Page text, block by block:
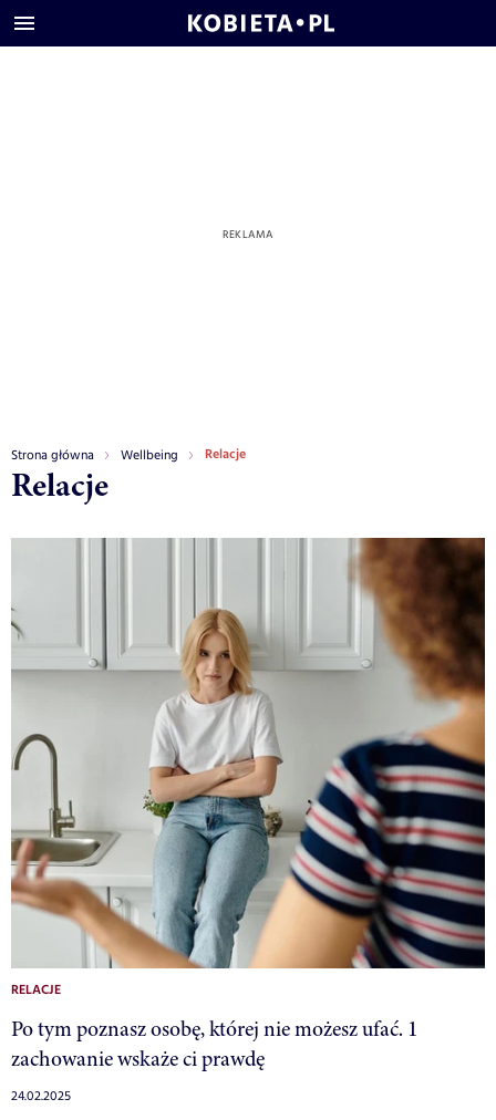
Strona główna Wellbeing Relacje
Relacje
RELACJE
Po tym poznasz osobę, której nie możesz ufać. 1
zachowanie wskaże ci prawdę
24.02.2025